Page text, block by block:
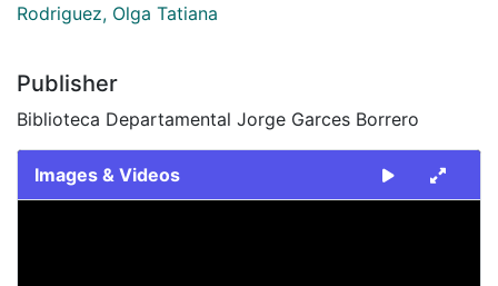
Rodriguez, Olga Tatiana
Publisher
Biblioteca Departamental Jorge Garces Borrero
Images & Videos